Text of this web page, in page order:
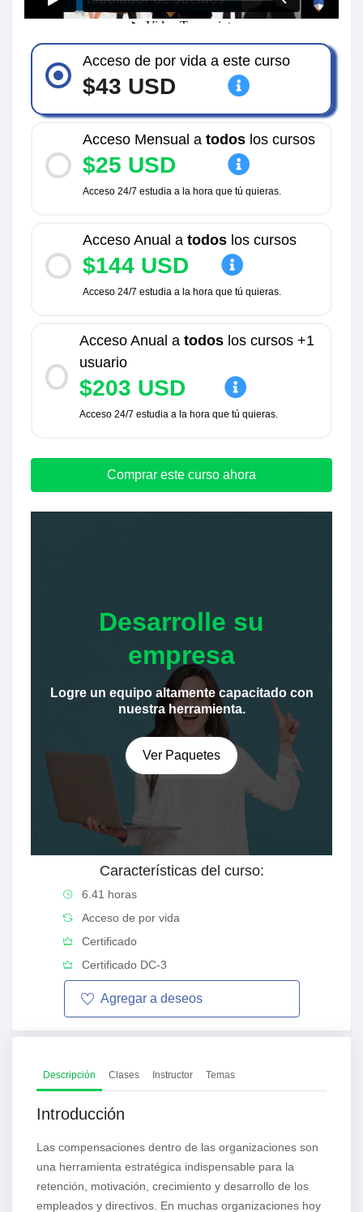
Acceso de por vida a este curso
$43 USD
Acceso Mensual a todoslos cursos
$25 USD
Acceso 24/7 estudia a la hora que tú quieras.
Acceso Anual a todoslos cursos
$144 USD
Acceso 24/7 estudia a la hora que tú quieras.
Acceso Anual a todoslos cursos +1
usuario
$203 USD
Acceso 24/7 estudia a la hora que tú quieras.
Comprar este curso ahora
Desarrolle su
empresa
Logre un equipo altamente capacitado con
nuestra herramienta.
Ver Paquetes
Características del curso:
6.41 horas
Acceso de por vida
Certificado
Certificado DC-3
Agregar a deseos
Descripción Clases Instructor Temas
Introducción
Las compensaciones dentro de las organizaciones son
una herramienta estratégica indispensable para la
retención, motivación, crecimiento y desarrollo de los
empleados y directivos. En muchas organizaciones hoy